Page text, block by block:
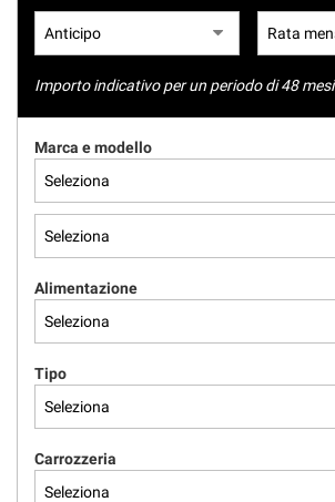
Importo indicativo per un periodo di 48 mesi
Marca e modello
Alimentazione
Tipo
Carrozzeria
tecnologie
tracciamento
che
offrire
e
svolgere
le
attività
di
seguito
descritte.
Per
maggiori
sull'utilità